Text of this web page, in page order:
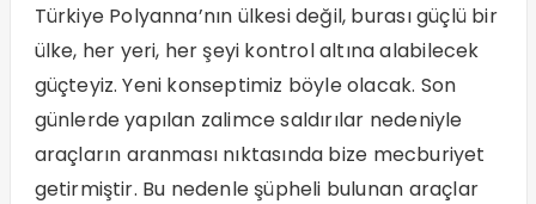
Türkiye Polyanna’nın ülkesi değil, burası güçlü bir
ülke, her yeri, her şeyi kontrol altına alabilecek
güçteyiz. Yeni konseptimiz böyle olacak. Son
günlerde yapılan zalimce saldırılar nedeniyle
araçların aranması nıktasında bize mecburiyet
getirmiştir. Bu nedenle şüpheli bulunan araçlar